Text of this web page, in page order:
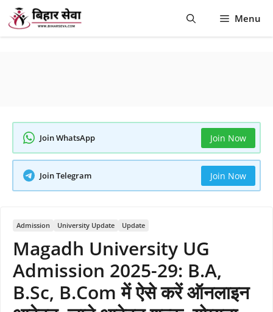
Skip
content
Menu
Join WhatsApp Join Now
Join Telegram Join Now
Admission University Update Update
Magadh University UG
Admission 2025-29: B.A,
B.Sc, B.Com में ऐसे करें ऑनलाइन